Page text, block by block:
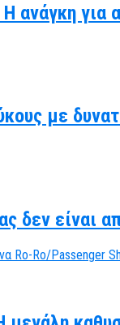
ανάγκη
με
δεν είναι